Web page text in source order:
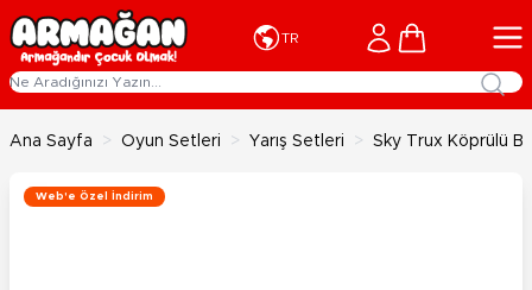
İçeriğe geç
TR Cart
Ana Sayfa > Oyun Setleri > Yarış Setleri > Sky Trux Köprülü
Web'e Özel İndirim